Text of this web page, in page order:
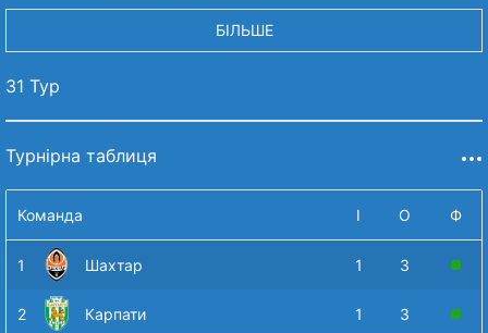
БІЛЬШЕ
31 Тур
Турнірна таблиця
Команда І О Ф
1 Шахтар 1 3
2 Карпати 1 3